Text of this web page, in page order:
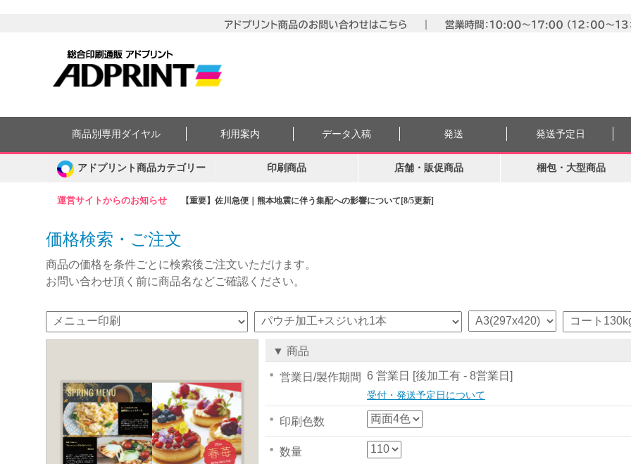
運営サイトからのお知らせ 【重要】佐川急便｜熊本地震に伴う集配への影響について[8/5更新]
商品別専用ダイヤル 利用案内 データ入稿 発送 発送予定日
アドプリント商品カテゴリー 印刷商品 店舗・販促商品 梱包・大型商品
価格検索・ご注文
商品の価格を条件ごとに検索後ご注文いただけます。
お問い合わせ頂く前に商品名などご確認ください。
▼ 商品
営業日/製作期間 6 営業日 [後加工有 - 8営業日]
受付・発送予定日について
印刷色数
数量